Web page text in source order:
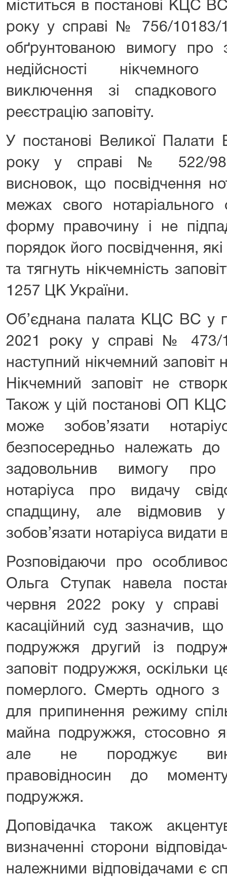
міститься в постанові КЦС
року у справі № 756/10183/
обґрунтованою вимогу про
недійсності
виключення зі
реєстрацію заповіту.
У постанові Великої
року у справі № 522/
висновок, що посвідчення
межах свого
форму правочину і не
порядок його посвідчення,
та тягнуть нікчемність
1257 ЦК України.
Об’єднана палата КЦС ВС у
2021 року у справі № 473/
наступний нікчемний заповіт
Нікчемний заповіт не
Також у цій постанові ОП
може зобов’язати
безпосередньо належать до
задовольнив вимогу про
нотаріуса про видачу
спадщину, але відмовив у
зобов’язати нотаріуса видати
Розповідаючи про
Ольга Ступак навела
червня 2022 року у
касаційний суд зазначив,
подружжя другий із
заповіт подружжя, оскільки
померлого. Смерть одного
для припинення режиму
майна подружжя, стосовно
але не породжує
правовідносин до
подружжя.
Доповідачка також
визначенні сторони
належними відповідачами є